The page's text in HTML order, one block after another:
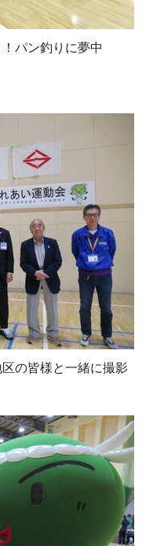
パン釣りに夢中
の皆様と一緒に撮影